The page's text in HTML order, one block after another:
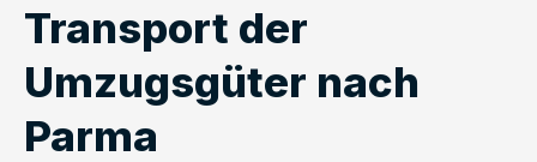
Transport der
Umzugsgüter nach
Parma